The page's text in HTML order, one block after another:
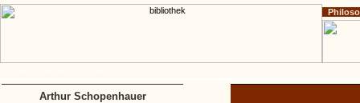
Arthur Schopenhauer